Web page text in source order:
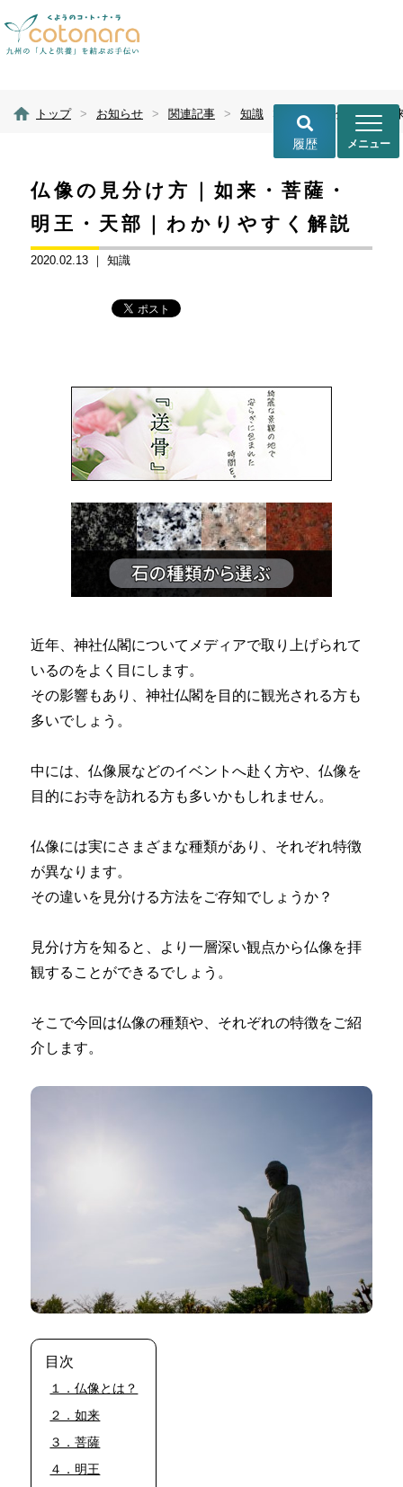
トップ > お知らせ > 関連記事 > 知識 >
仏像の見分け方｜如来・菩薩・
明王・天部｜わかりやすく解説
2020.02.13 ｜知識
近年、神社仏閣についてメディアで取り上げられて
いるのをよく目にします。
その影響もあり、神社仏閣を目的に観光される方も
多いでしょう。
中には、仏像展などのイベントへ赴く方や、仏像を
目的にお寺を訪れる方も多いかもしれません。
仏像には実にさまざまな種類があり、それぞれ特徴
が異なります。
その違いを見分ける方法をご存知でしょうか？
見分け方を知ると、より一層深い観点から仏像を拝
観することができるでしょう。
そこで今回は仏像の種類や、それぞれの特徴をご紹
介します。
目次
１．仏像とは？
２．如来
３．菩薩
４．明王
履歴